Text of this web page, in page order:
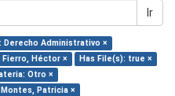
Ir
Derecho Administrativo ×
Fierro, Héctor ×
Has File(s): true ×
Otro ×
Patricia ×